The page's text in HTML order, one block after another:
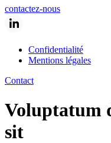
contactez-nous
Confidentialité
Mentions légales
Contact
Voluptatum
sit